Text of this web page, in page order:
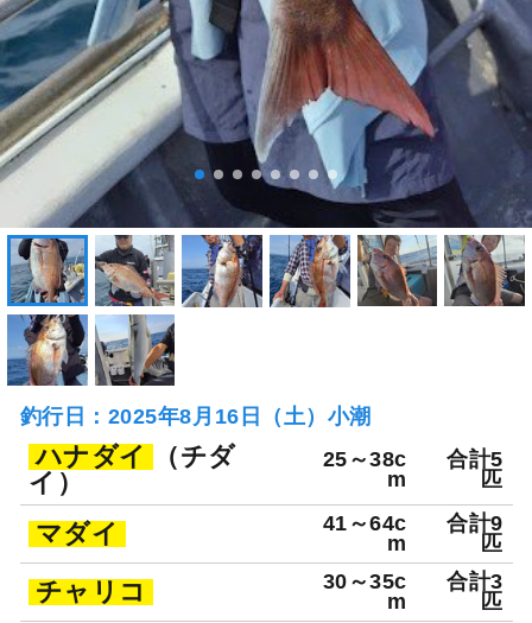
釣行日：2025年8月16日（土）小潮
ハナダイ
（チダ
イ）
25～38c
m
合計5
匹
マダイ
41～64c
m
合計9
匹
チャリコ
30～35c
m
合計3
匹